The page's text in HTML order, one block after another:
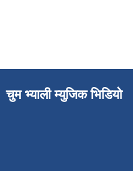
चुम भ्याली म्युजिक भिडियो